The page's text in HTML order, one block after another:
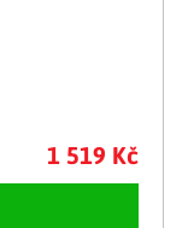
1 519 Kč